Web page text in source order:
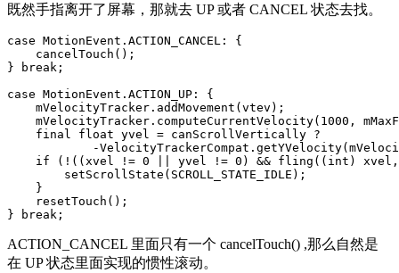
既然手指离开了屏幕，那就去 UP 或者 CANCEL 状态去找。
case MotionEvent . ACTION_CANCEL :
{
cancelTouch ();
}
break ;
case MotionEvent . ACTION_UP :
{
mVelocityTracker . addMovement ( vtev );
mVelocityTracker . computeCurrentVelocity( 1000 ,
final
float yvel = canScrollVertically ?
-VelocityTrackerCompat . getYVelocity(
if
(!(( xvel != 0 yvel != 0 ) && fling (( int ) xvel ,
setScrollState ( SCROLL_STATE_IDLE );
}
resetTouch ();
}
break ;
ACTION_CANCEL 里面只有一个 cancelTouch() ,那么自然是
在 UP 状态里面实现的惯性滚动。